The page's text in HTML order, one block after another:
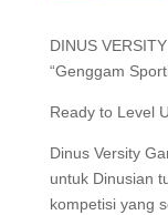
DINUS
“Genggam
Ready to Level
Dinus Versity
untuk Dinusian
kompetisi yang